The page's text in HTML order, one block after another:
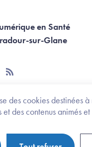
cookies destinées
des contenus animés
en Santé
sur-Glane
rss
des personnes